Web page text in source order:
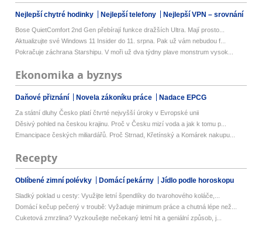
Nejlepší chytré hodinky Nejlepší telefony Nejlepší VPN – srovnání
Bose QuietComfort 2nd Gen přebírají funkce dražších Ultra. Mají prosto...
Aktualizujte své Windows 11 Insider do 11. srpna. Pak už vám nebudou f...
Pokračuje záchrana Starshipu. V moři už dva týdny plave monstrum vysok...
Ekonomika a byznys
Daňové přiznání Novela zákoníku práce Nadace EPCG
Za státní dluhy Česko platí čtvrté nejvyšší úroky v Evropské unii
Děsivý pohled na českou krajinu. Proč v Česku mizí voda a jak k tomu p...
Emancipace českých miliardářů. Proč Strnad, Křetínský a Komárek nakupu...
Recepty
Oblíbené zimní polévky Domácí pekárny Jídlo podle horoskopu
Sladký poklad u cesty: Využijte letní špendlíky do tvarohového koláče,...
Domácí kečup pečený v troubě: Vyžaduje minimum práce a chutná lépe než...
Cuketová zmrzlina? Vyzkoušejte nečekaný letní hit a geniální způsob, j...